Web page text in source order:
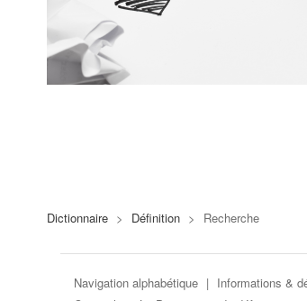
Dictionnaire > Définition > Recherche
Navigation alphabétique | Informations &